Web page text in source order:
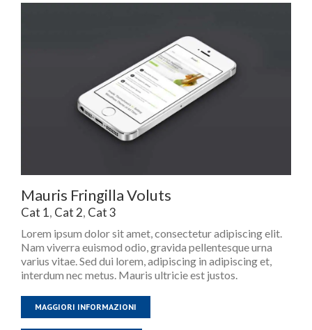
Mauris Fringilla Voluts
Cat 1, Cat 2, Cat 3
Lorem ipsum dolor sit amet, consectetur adipiscing elit.
Nam viverra euismod odio, gravida pellentesque urna
varius vitae. Sed dui lorem, adipiscing in adipiscing et,
interdum nec metus. Mauris ultricie est justos.
MAGGIORI INFORMAZIONI